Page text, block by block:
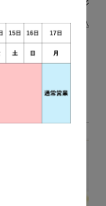
￥1,680(税込)